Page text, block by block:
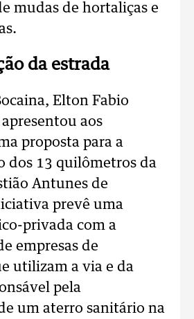
mudas de hortaliças e
da estrada
Elton Fabio
aos
proposta para a
dos 13 quilômetros da
Antunes de
prevê uma
privada com a
empresas de
utilizam a via e da
pela
um aterro sanitário na